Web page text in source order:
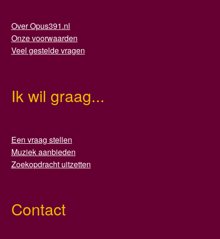
Over Opus391.nl
Onze voorwaarden
Veel gestelde vragen
Ik wil graag...
Een vraag stellen
Muziek aanbieden
Zoekopdracht uitzetten
Contact